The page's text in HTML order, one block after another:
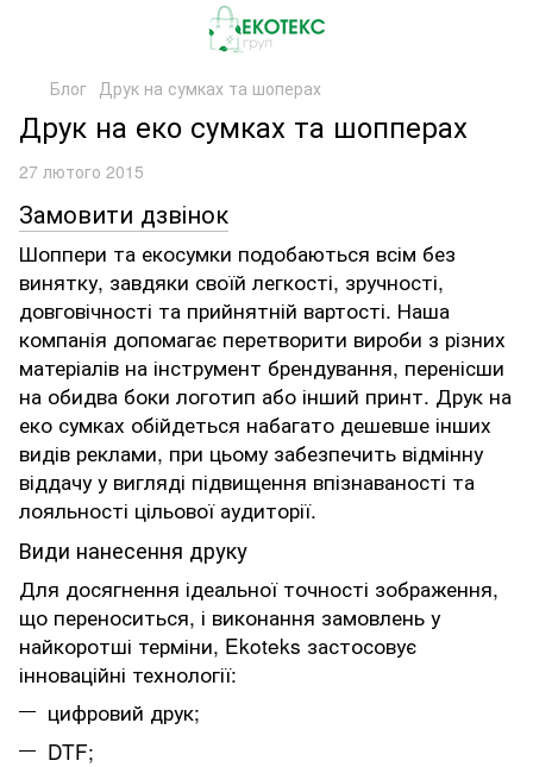
Блог Друк на сумках та шоперах
Друк на еко сумках та шопперах
27 лютого 2015
Замовити дзвінок
Шоппери та екосумки подобаються всім без
винятку, завдяки своїй легкості, зручності,
довговічності та прийнятній вартості. Наша
компанія допомагає перетворити вироби з різних
матеріалів на інструмент брендування, перенісши
на обидва боки логотип або інший принт. Друк на
еко сумках обійдеться набагато дешевше інших
видів реклами, при цьому забезпечить відмінну
віддачу у вигляді підвищення впізнаваності та
лояльності цільової аудиторії.
Види нанесення друку
Для досягнення ідеальної точності зображення,
що переноситься, і виконання замовлень у
найкоротші терміни, Ekoteks застосовує
інноваційні технології:
цифровий друк;
DTF;